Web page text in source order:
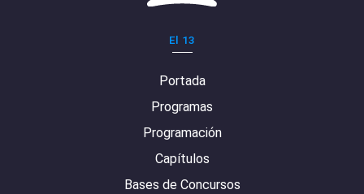
El 13
Portada
Programas
Programación
Capítulos
Bases de Concursos